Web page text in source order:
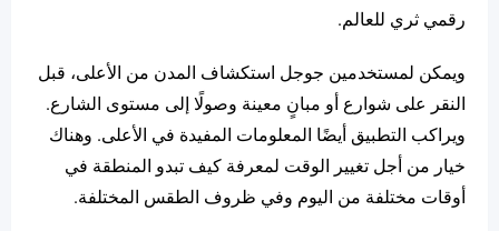
رقمي ثري للعالم.
ويمكن لمستخدمين جوجل استكشاف المدن من الأعلى، قبل
النقر على شوارع أو مبانٍ معينة وصولًا إلى مستوى الشارع.
ويراكب التطبيق أيضًا المعلومات المفيدة في الأعلى. وهناك
خيار من أجل تغيير الوقت لمعرفة كيف تبدو المنطقة في
أوقات مختلفة من اليوم وفي ظروف الطقس المختلفة.